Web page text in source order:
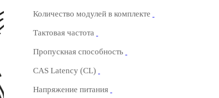
Количество модулей в комплекте
Тактовая частота
Пропускная способность
CAS Latency (CL)
Напряжение питания